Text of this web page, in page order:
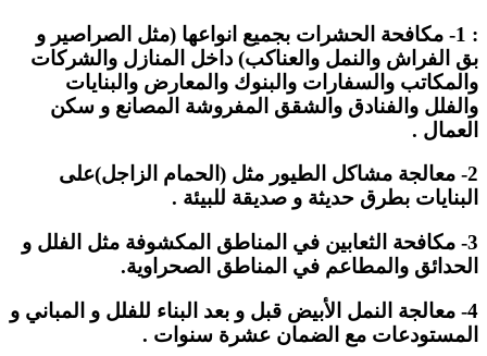
: 1- مكافحة الحشرات بجميع انواعها (مثل الصراصير و
بق الفراش والنمل والعناكب) داخل المنازل والشركات
والمكاتب والسفارات والبنوك والمعارض والبنايات
والفلل والفنادق والشقق المفروشة المصانع و سكن
العمال .
2- معالجة مشاكل الطيور مثل (الحمام الزاجل)على
البنايات بطرق حديثة و صديقة للبيئة .
3- مكافحة الثعابين في المناطق المكشوفة مثل الفلل و
الحدائق والمطاعم في المناطق الصحراوية.
4- معالجة النمل الأبيض قبل و بعد البناء للفلل و المباني و
المستودعات مع الضمان عشرة سنوات .